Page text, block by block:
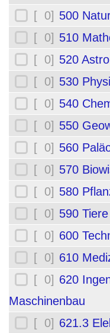
[ 0] 500
[ 0] 510
[ 0] 520
[ 0] 530
[ 0] 540
[ 0] 550
[ 0] 560
[ 0] 570
[ 0] 580
[ 0] 590
[ 0] 600
[ 0] 610
[ 0] 620
Maschinenbau
[ 0] 621.3